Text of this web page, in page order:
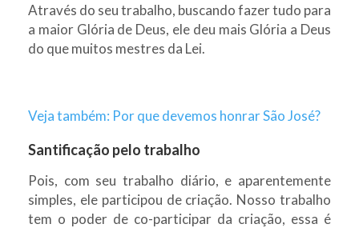
Através do seu trabalho, buscando fazer tudo para
a maior Glória de Deus, ele deu mais Glória a Deus
do que muitos mestres da Lei.
Veja também: Por que devemos honrar São José?
Santificação pelo trabalho
Pois, com seu trabalho diário, e aparentemente
simples, ele participou de criação. Nosso trabalho
tem o poder de co-participar da criação, essa é